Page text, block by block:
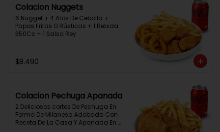
Colacion Nuggets
6 Nugget + 4 Aros De Cebolla +
Papas Fritas O Rústicas + 1 Bebida
350Cc + 1 Salsa Rey.
$8.490
Colacion Pechuga Apanada
2 Deliciosos cortes De Pechuga En
Forma De Milanesa Adobada Con
Receta De La Casa Y Apanada En